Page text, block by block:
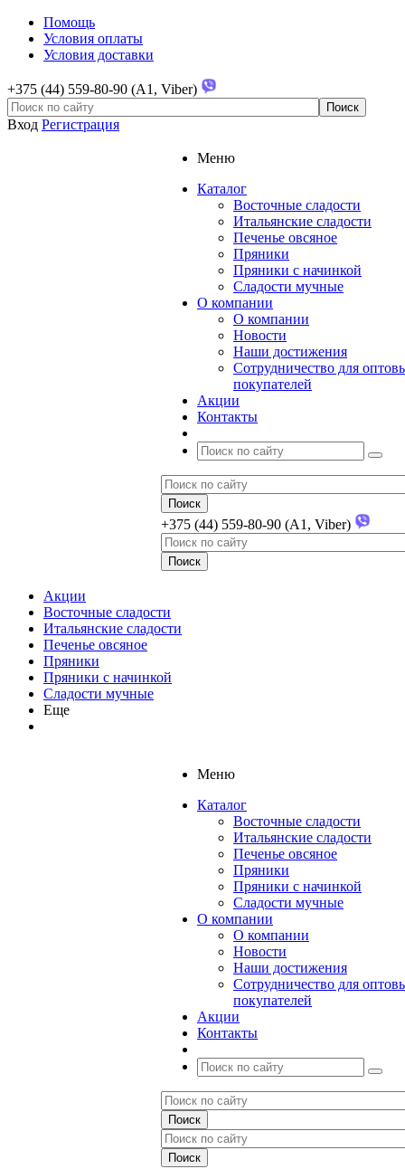
Помощь
Условия оплаты
Условия доставки
+375 (44) 559-80-90 (A1, Viber)
Вход Регистрация
Меню
Каталог
Восточные сладости
Итальянские сладости
Печенье овсяное
Пряники
Пряники с начинкой
Сладости мучные
О компании
О компании
Новости
Наши достижения
Сотрудничество для
покупателей
Акции
Контакты
+375 (44) 559-80-90 (A1, Viber)
Акции
Восточные сладости
Итальянские сладости
Печенье овсяное
Пряники
Пряники с начинкой
Сладости мучные
Еще
Меню
Каталог
Восточные сладости
Итальянские сладости
Печенье овсяное
Пряники
Пряники с начинкой
Сладости мучные
О компании
О компании
Новости
Наши достижения
Сотрудничество для
покупателей
Акции
Контакты